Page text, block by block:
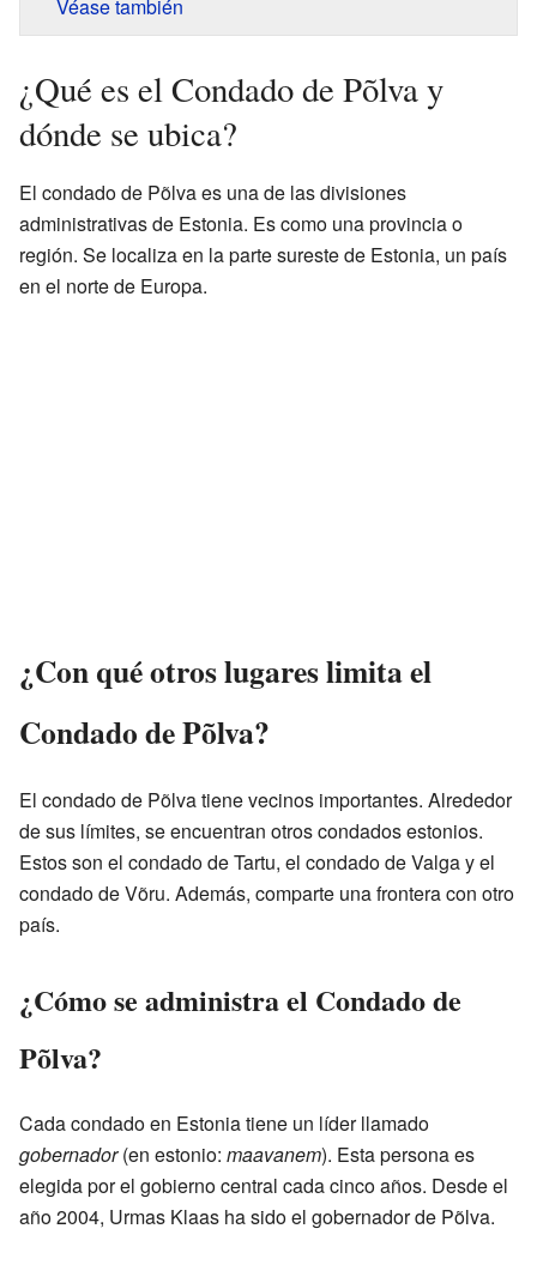
Véase también
¿Qué es el Condado de Põlva y
dónde se ubica?
El condado de Põlva es una de las divisiones
administrativas de Estonia. Es como una provincia o
región. Se localiza en la parte sureste de Estonia, un país
en el norte de Europa.
¿Con qué otros lugares limita el
Condado de Põlva?
El condado de Põlva tiene vecinos importantes. Alrededor
de sus límites, se encuentran otros condados estonios.
Estos son el condado de Tartu, el condado de Valga y el
condado de Võru. Además, comparte una frontera con otro
país.
¿Cómo se administra el Condado de
Põlva?
Cada condado en Estonia tiene un líder llamado
gobernador(en estonio: maavanem). Esta persona es
elegida por el gobierno central cada cinco años. Desde el
año 2004, Urmas Klaas ha sido el gobernador de Põlva.